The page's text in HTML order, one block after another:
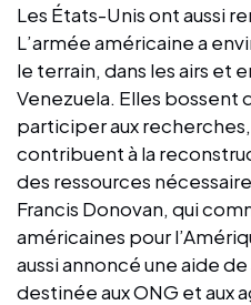
Les États-Unis ont aussi
L’armée américaine a
le terrain, dans les airs et
Venezuela. Elles bossent
participer aux
contribuent à la
des ressources
Francis Donovan, qui
américaines pour
aussi annoncé une aide
destinée aux ONG et aux